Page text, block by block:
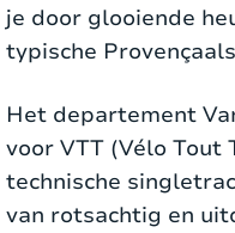
je door glooiende
typische
Het departement
voor VTT (Vélo Tout
technische
van rotsachtig en